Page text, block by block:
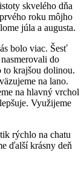
skvelého dňa
roku môjho
júla a augusta.
bolo viac. Šesť
do
krajšou dolinou.
na lano.
na hlavný vrchol
Využijeme
rýchlo na chatu
ďalší krásny deň